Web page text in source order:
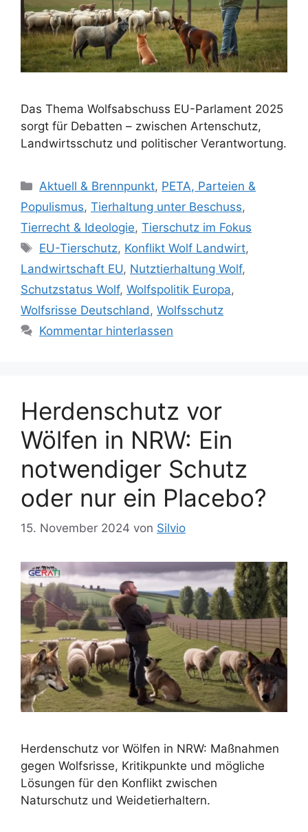
Das Thema Wolfsabschuss EU-Parlament 2025
sorgt für Debatten – zwischen Artenschutz,
Landwirtsschutz und politischer Verantwortung.
K
e
g
o
r
i
n
Aktuell & Brennpunkt, PETA, Parteien &
Populismus, Tierhaltung unter Beschuss,
Tierrecht & Ideologie, Tierschutz im Fokus
S
l
a
g
e
r
EU-Tierschutz, Konflikt Wolf Landwirt,
Landwirtschaft EU, Nutztierhaltung Wolf,
Schutzstatus Wolf, Wolfspolitik Europa,
Wolfsrisse Deutschland , Wolfsschutz
Kommentar hinterlassen
Herdenschutz vor
Wölfen in NRW: Ein
notwendiger Schutz
oder nur ein Placebo?
15. November 2024 von Silvio
Herdenschutz vor Wölfen in NRW: Maßnahmen
gegen Wolfsrisse, Kritikpunkte und mögliche
Lösungen für den Konflikt zwischen
Naturschutz und Weidetierhaltern.